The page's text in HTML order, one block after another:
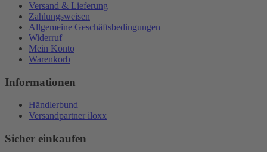
Versand & Lieferung
Zahlungsweisen
Allgemeine Geschäftsbedingungen
Widerruf
Mein Konto
Warenkorb
Informationen
Händlerbund
Versandpartner iloxx
Sicher einkaufen